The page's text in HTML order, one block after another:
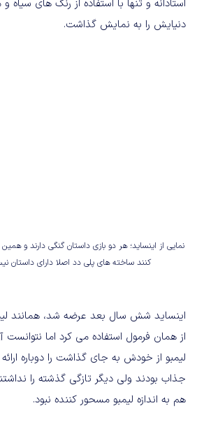
استادانه و تنها با استفاده از رنگ های
دنیایش را به نمایش گذاشت.
نمایی از اینساید؛ هر دو بازی داستان گنگی دارند و
کنند ساخته های پلی دد اصلا دارای داستان
اینساید شش سال بعد عرضه شد، همانند
از همان فرمول استفاده می کرد اما نتوانست
لیمبو از خودش به جای گذاشت را دوباره
جذاب بودند ولی دیگر تازگی گذشته را
هم به اندازه لیمبو مسحور کننده نبود.